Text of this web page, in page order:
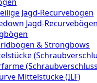
Jagd-Recurvebögen
Jagd-Recurvebögen
& Strongbows
Mittelstücke (ILF)